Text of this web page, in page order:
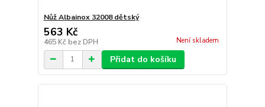
Nůž Albainox 32008 dětský
563 Kč
465 Kč bez DPH Není skladem
Přidat do košíku